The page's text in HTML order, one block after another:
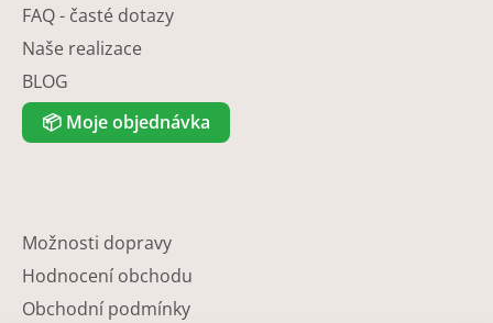
FAQ - časté dotazy
Naše realizace
BLOG
📦 Moje objednávka
Možnosti dopravy
Hodnocení obchodu
Obchodní podmínky